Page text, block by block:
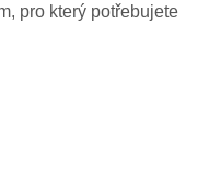
pro který potřebujete